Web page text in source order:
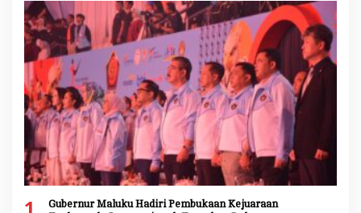
Gubernur Maluku Hadiri Pembukaan Kejuaraan